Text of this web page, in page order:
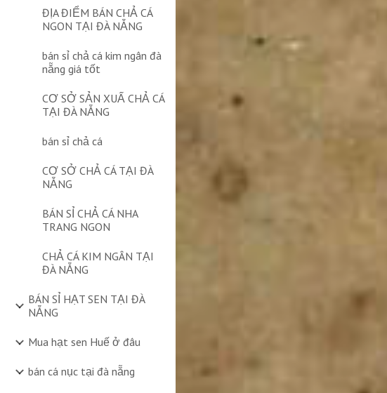
ĐỊA ĐIỂM BÁN CHẢ CÁ
NGON TẠI ĐÀ NẴNG
bán sỉ chả cá kim ngân đà
nẵng giá tốt
CƠ SỞ SẢN XUẤ CHẢ CÁ
TẠI ĐÀ NẴNG
bán sỉ chả cá
CƠ SỞ CHẢ CÁ TẠI ĐÀ
NẴNG
BÁN SỈ CHẢ CÁ NHA
TRANG NGON
CHẢ CÁ KIM NGÂN TẠI
ĐÀ NẴNG
BÁN SỈ HẠT SEN TẠI ĐÀ
NẴNG
Mua hạt sen Huế ở đâu
bán cá nục tại đà nẵng